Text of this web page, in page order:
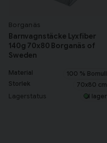
Borganäs
Barnvagnstäcke Lyxfiber
140g 70x80 Borganäs of
Sweden
Material
100 % Bomull
Storlek
70x80 cm
Lagerstatus I lager